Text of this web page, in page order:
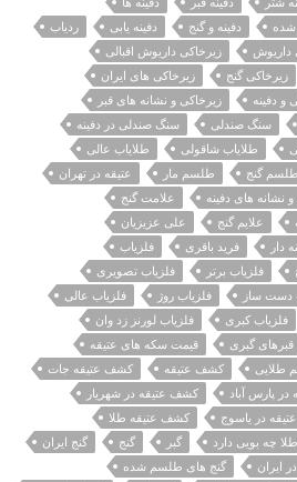
شده دفینه و گنج دفینه یابی
ردیاب
داریوش
زیرخاکی داریوش اقبالی
زیرخاکی گنج
زیرخاکی های ایران
و دفینه
زیرخاکی و نشانه های قبر
سنگ صندلی
سنگ صندلی در دفینه
طلایاب شاقولی
طلایاب عالی
طلسم گنج طلسم مار
عتیقه در تهران
و نشانه های دفینه
علامت گنج
علایم گنج
علی عزیزیان
دار فرید باقری
فلزیاب
فلزیاب برتر
فلزیاب تصویری
دست ساز فلزیاب روژ
فلزیاب عالی
فلزیاب کبری
فلزیاب لورنز زد وان
قبرهای گبری
قیمت سکه های عتیقه
طلایی کشف عتیقه
کشف عتیقه جات
پارس آباد
کشف عتیقه در شهریار
در یاسوج
کشف عتیقه طلا
چه بویی دارد گبر گنج
گنج ایران
ایران
گنج های طلسم شده